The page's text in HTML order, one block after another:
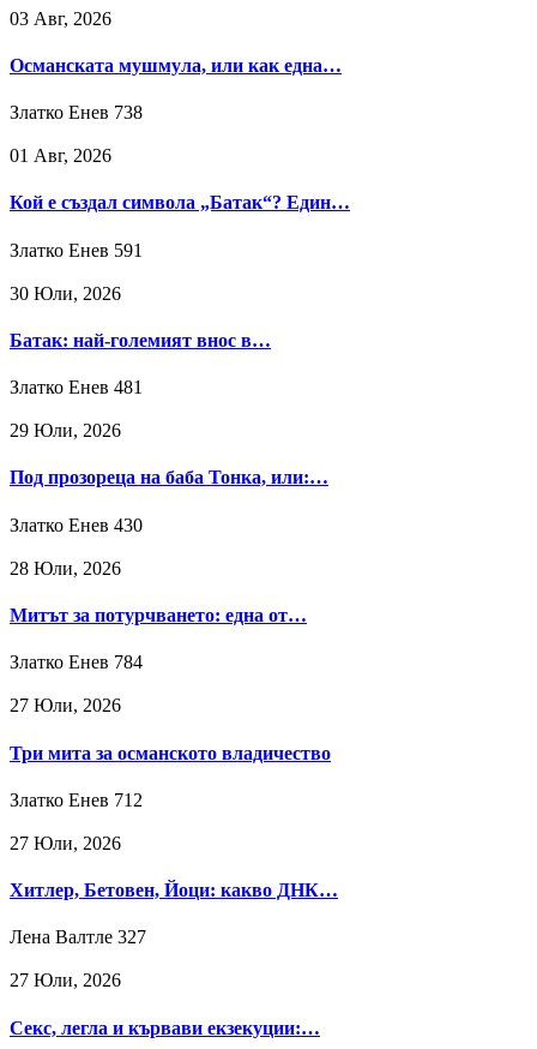
03 Авг, 2026
Османската мушмула, или как една…
Златко Енев 738
01 Авг, 2026
Кой е създал символа „Батак“? Един…
Златко Енев 591
30 Юли, 2026
Батак: най-големият внос в…
Златко Енев 481
29 Юли, 2026
Под прозореца на баба Тонка, или:…
Златко Енев 430
28 Юли, 2026
Митът за потурчването: една от…
Златко Енев 784
27 Юли, 2026
Три мита за османското владичество
Златко Енев 712
27 Юли, 2026
Хитлер, Бетовен, Йоци: какво ДНК…
Лена Валтле 327
27 Юли, 2026
Секс, легла и кървави екзекуции:…